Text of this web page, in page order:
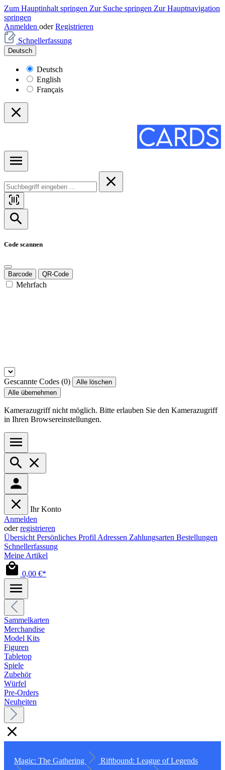
Zum Hauptinhalt springen Zur Suche springen Zur Hauptnavigation
springen
Anmelden oder Registrieren
Schnellerfassung
Deutsch
Deutsch
English
Français
Code scannen
Barcode QR-Code
Mehrfach
Gescannte Codes (0)
Alle löschen
Alle übernehmen
Kamerazugriff nicht möglich. Bitte erlauben Sie den Kamerazugriff
in Ihren Browsereinstellungen.
Ihr Konto
Anmelden
oderregistrieren
Übersicht Persönliches Profil Adressen Zahlungsarten Bestellungen
Schnellerfassung
Meine Artikel
0,00 €*
Sammelkarten
Merchandise
Model Kits
Figuren
Tabletop
Spiele
Zubehör
Würfel
Pre-Orders
Neuheiten
Magic: The Gathering
Riftbound: League of Legends